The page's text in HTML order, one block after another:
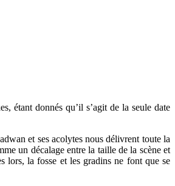
étant donnés qu’il s’agit de la seule date
et ses acolytes nous délivrent toute la
un décalage entre la taille de la scène et
lors, la fosse et les gradins ne font que se